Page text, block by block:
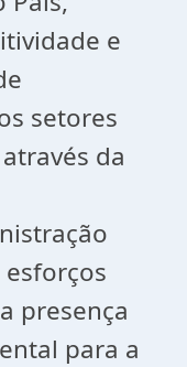
e
setores
da
presença
para a